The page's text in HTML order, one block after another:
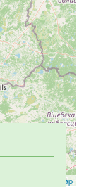
OpenStreetMap